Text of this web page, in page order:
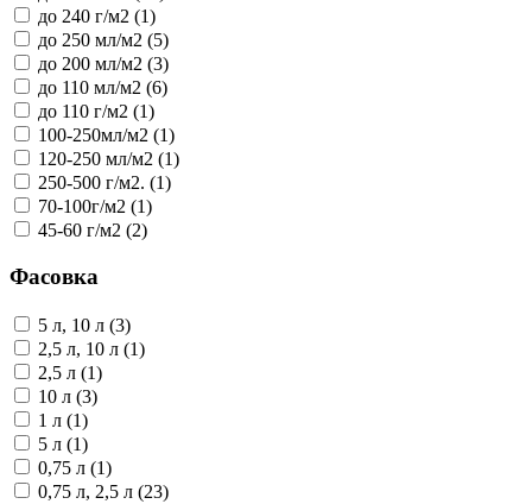
до 240 г/м2 (1)
до 250 мл/м2 (5)
до 200 мл/м2 (3)
до 110 мл/м2 (6)
до 110 г/м2 (1)
100-250мл/м2 (1)
120-250 мл/м2 (1)
250-500 г/м2. (1)
70-100г/м2 (1)
45-60 г/м2 (2)
Фасовка
5 л, 10 л (3)
2,5 л, 10 л (1)
2,5 л (1)
10 л (3)
1 л (1)
5 л (1)
0,75 л (1)
0,75 л, 2,5 л (23)